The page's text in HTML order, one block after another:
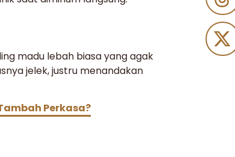
madu lebah biasa yang agak
jelek, justru menandakan
Perkasa?